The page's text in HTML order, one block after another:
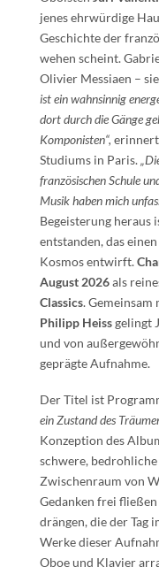
jenes ehrwürdige
Geschichte der
wehen scheint.
Olivier Messiaen –
ist ein wahnsinnig
dort durch die Gänge
Komponisten“, erinnert
Studiums in Paris.
französischen Schule
Musik haben mich
Begeisterung heraus
entstanden, das
Kosmos entwirft.
August 2026als
Classics. Gemeinsam
Philipp Heissgelingt
und von
geprägte Aufnahme.
Der Titel ist
ein Zustand des
Konzeption des
schwere,
Zwischenraum von
Gedanken frei
drängen, die der Tag
Werke dieser
Oboe und Klavier